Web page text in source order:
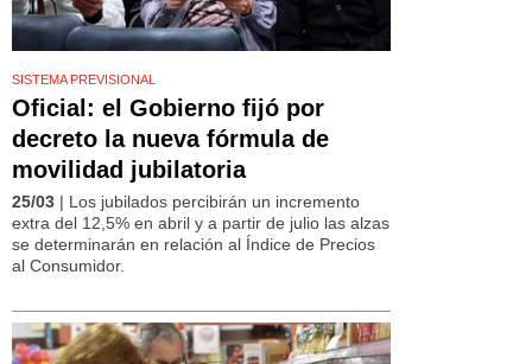
SISTEMA PREVISIONAL
Oficial: el Gobierno fijó por
decreto la nueva fórmula de
movilidad jubilatoria
25/03 | Los jubilados percibirán un incremento
extra del 12,5% en abril y a partir de julio las alzas
se determinarán en relación al Índice de Precios
al Consumidor.